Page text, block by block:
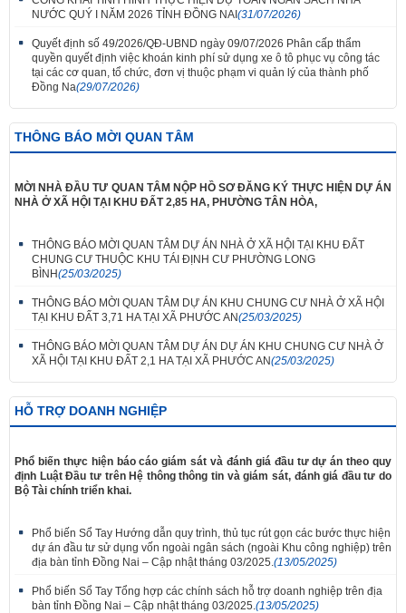
NƯỚC QUÝ I NĂM 2026 TỈNH ĐỒNG NAI(31/07/2026)
Quyết định số 49/2026/QĐ-UBND ngày 09/07/2026 Phân cấp thẩm
quyền quyết định việc khoán kinh phí sử dụng xe ô tô phục vụ công tác
tại các cơ quan, tổ chức, đơn vị thuộc phạm vi quản lý của thành phố
Đồng Na(29/07/2026)
THÔNG BÁO MỜI QUAN TÂM
MỜI NHÀ ĐẦU TƯ QUAN TÂM NỘP HỒ SƠ ĐĂNG KÝ THỰC HIỆN DỰ ÁN
NHÀ Ở XÃ HỘI TẠI KHU ĐẤT 2,85 HA, PHƯỜNG TÂN HÒA,
THÔNG BÁO MỜI QUAN TÂM DỰ ÁN NHÀ Ở XÃ HỘI TẠI KHU ĐẤT
CHUNG CƯ THUỘC KHU TÁI ĐỊNH CƯ PHƯỜNG LONG
BÌNH(25/03/2025)
THÔNG BÁO MỜI QUAN TÂM DỰ ÁN KHU CHUNG CƯ NHÀ Ở XÃ HỘI
TẠI KHU ĐẤT 3,71 HA TẠI XÃ PHƯỚC AN(25/03/2025)
THÔNG BÁO MỜI QUAN TÂM DỰ ÁN DỰ ÁN KHU CHUNG CƯ NHÀ Ở
XÃ HỘI TẠI KHU ĐẤT 2,1 HA TẠI XÃ PHƯỚC AN(25/03/2025)
HỖ TRỢ DOANH NGHIỆP
Phổ biến thực hiện báo cáo giám sát và đánh giá đầu tư dự án theo quy
định Luật Đầu tư trên Hệ thông thông tin và giám sát, đánh giá đầu tư do
Bộ Tài chính triển khai.
Phổ biến Sổ Tay Hướng dẫn quy trình, thủ tục rút gọn các bước thực hiện
dự án đầu tư sử dụng vốn ngoài ngân sách (ngoài Khu công nghiệp) trên
địa bàn tỉnh Đồng Nai – Cập nhật tháng 03/2025. (13/05/2025)
Phổ biến Sổ Tay Tổng hợp các chính sách hỗ trợ doanh nghiệp trên địa
bàn tỉnh Đồng Nai – Cập nhật tháng 03/2025. (13/05/2025)